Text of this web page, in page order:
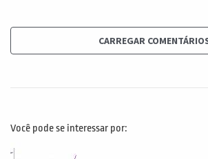
CARREGAR
Você pode se interessar por: